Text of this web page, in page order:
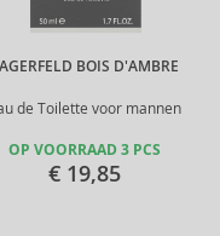
BOIS D'AMBRE
de Toilette voor mannen
OP VOORRAAD 3 PCS
€ 19,85